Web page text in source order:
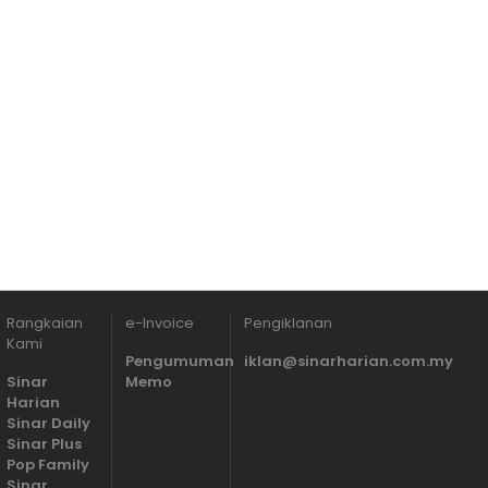
Rangkaian
Kami
Sinar
Harian
Sinar Daily
Sinar Plus
Pop Family
e-Invoice
Pengumuman
Memo
Pengiklanan
iklan@sinarharian.com.my